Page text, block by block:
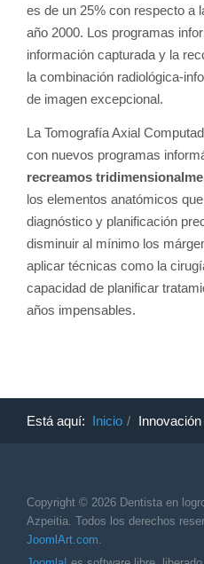
es de un 25% con respecto a
año 2000. Los programas
información capturada y la
la combinación radiológica-
de imagen excepcional.
La Tomografía Axial
con nuevos programas
recreamos
los elementos anatómicos
diagnóstico y planificación
disminuir al mínimo los
aplicar técnicas como la
capacidad de planificar
años impensables.
Está aquí: Inicio Innovación
Copyright © 2026 Dentista en
Azpeitia. Todos los derechos
JoomlArt.com.